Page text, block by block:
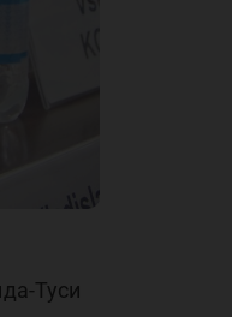
Туси